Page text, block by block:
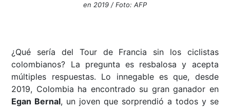
en 2019 / Foto: AFP
¿Qué sería del Tour de Francia sin los ciclistas
colombianos? La pregunta es resbalosa y acepta
múltiples respuestas. Lo innegable es que, desde
2019, Colombia ha encontrado su gran ganador en
Egan Bernal, un joven que sorprendió a todos y se